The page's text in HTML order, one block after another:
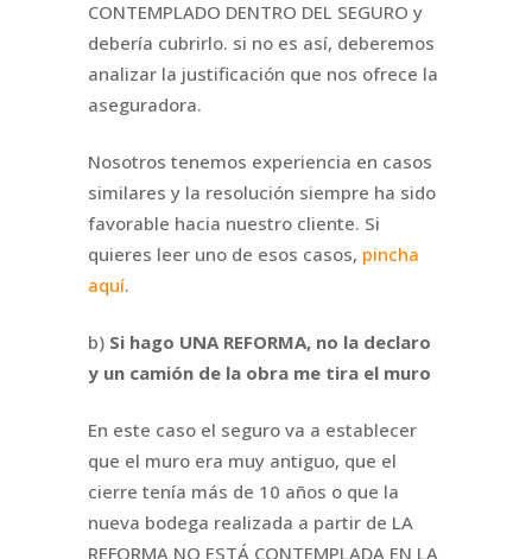
CONTEMPLADO DENTRO DEL SEGURO y
debería cubrirlo. si no es así, deberemos
analizar la justificación que nos ofrece la
aseguradora.
Nosotros tenemos experiencia en casos
similares y la resolución siempre ha sido
favorable hacia nuestro cliente. Si
quieres leer uno de esos casos, pincha
aquí.
b) Si hago UNA REFORMA, no la declaro
y un camión de la obra me tira el muro
En este caso el seguro va a establecer
que el muro era muy antiguo, que el
cierre tenía más de 10 años o que la
nueva bodega realizada a partir de LA
REFORMA NO ESTÁ CONTEMPLADA EN LA